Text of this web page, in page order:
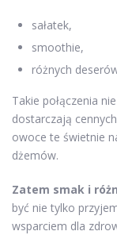
sałatek,
smoothie,
różnych
Takie połączenia
dostarczają
owoce te świetnie
dżemów.
Zatem smak i
być nie tylko
wsparciem dla